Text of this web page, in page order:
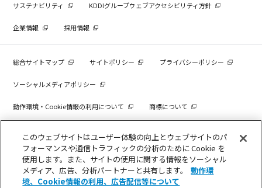
サステナビリティ KDDIグループウェブアクセシビリティ方針
企業情報 採用情報
総合サイトマップ サイトポリシー プライバシーポリシー
ソーシャルメディアポリシー
動作環境・Cookie情報の利用について 商標について
COPYRIGHT © KDDI CORPORATION, ALL RIGHTS RESERVED.
このウェブサイトはユーザー体験の向上とウェブサイトのパ
フォーマンスや通信トラフィックの分析のために Cookie を
使用します。また、サイトの使用に関する情報をソーシャル
メディア、広告、分析パートナーと共有します。
動作環
境、Cookie情報の利用、広告配信等について